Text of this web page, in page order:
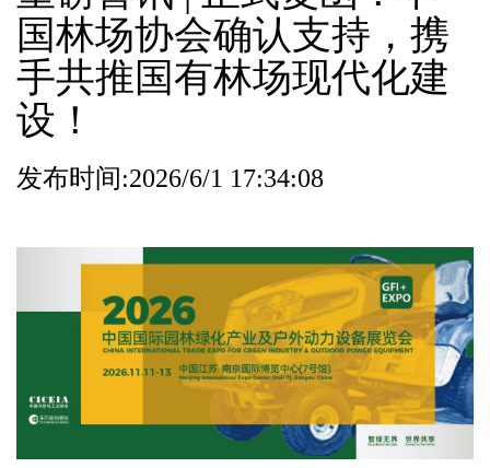
国林场协会确认支持，携
手共推国有林场现代化建
设！
发布时间:2026/6/1 17:34:08